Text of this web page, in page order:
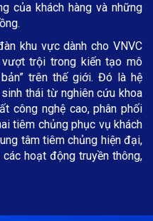
của khách hàng và những
khu vực dành cho VNVC
trội trong kiến tạo mô
trên thế giới. Đó là hệ
thái từ nghiên cứu khoa
công nghệ cao, phân phối
tiêm chủng phục vụ khách
tâm tiêm chủng hiện đại,
hoạt động truyền thông,